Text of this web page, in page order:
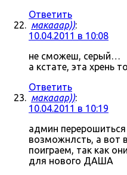
Ответить
макааар)):
10.04.2011 в 10:08
не сможеш, серый…
а кстате, эта хрень
Ответить
макааар)):
10.04.2011 в 10:19
админ
возможнлсть, а вот
поиграем, так как
для нового ДАША